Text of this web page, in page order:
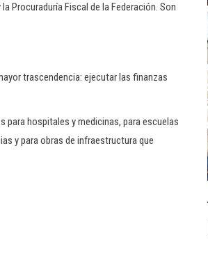
Procuraduría Fiscal de la Federación. Son
trascendencia: ejecutar las finanzas
para hospitales y medicinas, para escuelas
y para obras de infraestructura que